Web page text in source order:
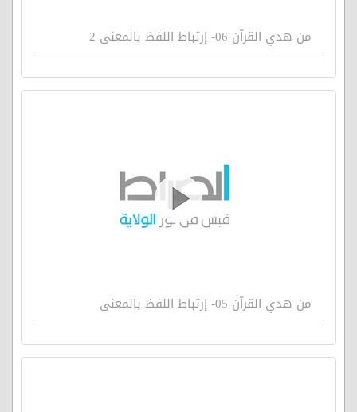
من هدي القرآن 06- إرتباط اللفظ بالمعنى 2
من هدي القرآن 05- إرتباط اللفظ بالمعنى